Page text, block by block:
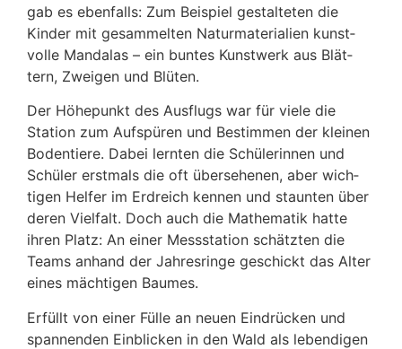
gab es eben­falls: Zum Beispiel gestal­teten die
Kinder mit gesam­melten Natur­ma­te­ria­lien kunst­
volle Mandalas – ein buntes Kunst­werk aus Blät­
tern, Zweigen und Blüten.
Der Höhe­punkt des Ausflugs war für viele die
Station zum Aufspüren und Bestimmen der kleinen
Boden­tiere. Dabei lernten die Schü­le­rinnen und
Schüler erst­mals die oft über­se­henen, aber wich­
tigen Helfer im Erdreich kennen und staunten über
deren Viel­falt. Doch auch die Mathe­matik hatte
ihren Platz: An einer Mess­sta­tion schätzten die
Teams anhand der Jahres­ringe geschickt das Alter
eines mäch­tigen Baumes.
Erfüllt von einer Fülle an neuen Eindrü­cken und
span­nenden Einbli­cken in den Wald als leben­digen